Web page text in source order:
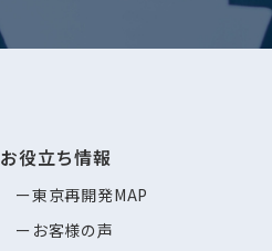
お役立ち情報
東京再開発MAP
お客様の声